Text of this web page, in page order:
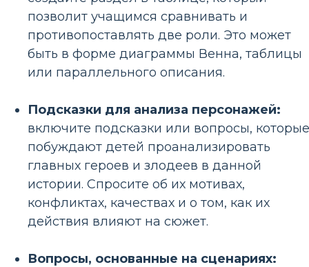
позволит учащимся сравнивать и
противопоставлять две роли. Это может
быть в форме диаграммы Венна, таблицы
или параллельного описания.
Подсказки для анализа персонажей:
включите подсказки или вопросы, которые
побуждают детей проанализировать
главных героев и злодеев в данной
истории. Спросите об их мотивах,
конфликтах, качествах и о том, как их
действия влияют на сюжет.
Вопросы, основанные на сценариях: